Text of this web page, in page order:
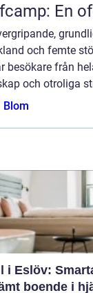
En
och femte
besökare från
och otroliga
Blom
i Eslöv:
boende i